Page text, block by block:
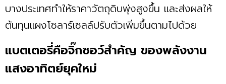
บางประเทศทำให้ราคาวัตถุดิบพุ่งสูงขึ้น และส่งผลให้
ต้นทุนแผงโซลาร์เซลล์ปรับตัวเพิ่มขึ้นตามไปด้วย
แบตเตอรี่คือจิ๊กซอว์สำคัญ ของพลังงาน
แสงอาทิตย์ยุคใหม่